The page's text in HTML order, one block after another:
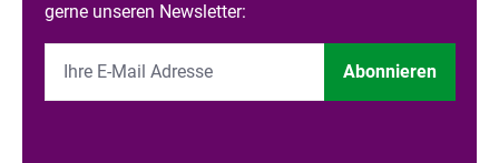
gerne unseren Newsletter:
Abonnieren